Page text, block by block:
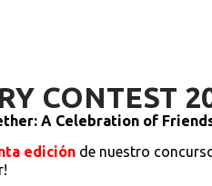
CONTEST
A Celebration of
edición de nuestro